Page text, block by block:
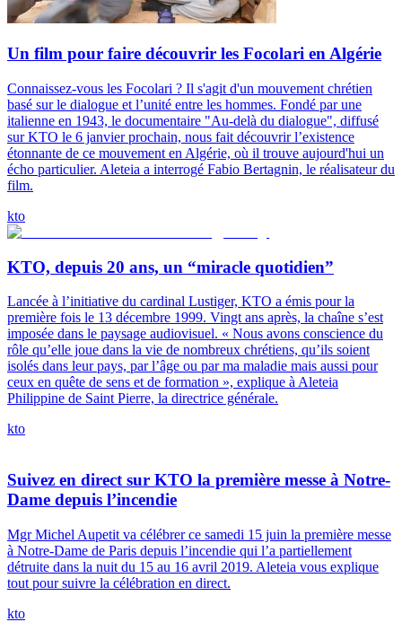
Un film pour faire découvrir les Focolari en Algérie
Connaissez-vous les Focolari ? Il s'agit d'un mouvement chrétien
basé sur le dialogue et l’unité entre les hommes. Fondé par une
italienne en 1943, le documentaire "Au-delà du dialogue", diffusé
sur KTO le 6 janvier prochain, nous fait découvrir l’existence
étonnante de ce mouvement en Algérie, où il trouve aujourd'hui un
écho particulier. Aleteia a interrogé Fabio Bertagnin, le réalisateur du
film.
kto
KTO, depuis 20 ans, un “miracle quotidien”
Lancée à l’initiative du cardinal Lustiger, KTO a émis pour la
première fois le 13 décembre 1999. Vingt ans après, la chaîne s’est
imposée dans le paysage audiovisuel. « Nous avons conscience du
rôle qu’elle joue dans la vie de nombreux chrétiens, qu’ils soient
isolés dans leur pays, par l’âge ou par ma maladie mais aussi pour
ceux en quête de sens et de formation », explique à Aleteia
Philippine de Saint Pierre, la directrice générale.
kto
Suivez en direct sur KTO la première messe à Notre-
Dame depuis l’incendie
Mgr Michel Aupetit va célébrer ce samedi 15 juin la première messe
à Notre-Dame de Paris depuis l’incendie qui l’a partiellement
détruite dans la nuit du 15 au 16 avril 2019. Aleteia vous explique
tout pour suivre la célébration en direct.
kto